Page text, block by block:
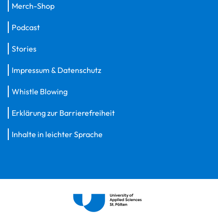
Merch-Shop
Podcast
Stories
Impressum & Datenschutz
Whistle Blowing
Erklärung zur Barrierefreiheit
Inhalte in leichter Sprache